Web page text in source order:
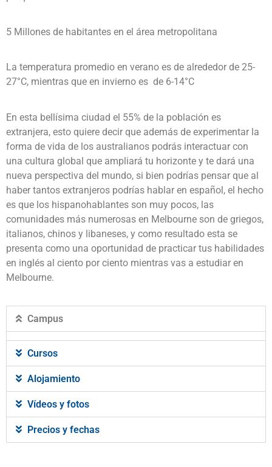
5 Millones de habitantes en el área metropolitana
La temperatura promedio en verano es de alrededor de 25-
27°C, mientras que en invierno es de 6-14°C
En esta bellísima ciudad el 55% de la población es
extranjera, esto quiere decir que además de experimentar la
forma de vida de los australianos podrás interactuar con
una cultura global que ampliará tu horizonte y te dará una
nueva perspectiva del mundo, si bien podrías pensar que al
haber tantos extranjeros podrías hablar en español, el hecho
es que los hispanohablantes son muy pocos, las
comunidades más numerosas en Melbourne son de griegos,
italianos, chinos y libaneses, y como resultado esta se
presenta como una oportunidad de practicar tus habilidades
en inglés al ciento por ciento mientras vas a estudiar en
Melbourne.
Campus
Cursos
Alojamiento
Vídeos y fotos
Precios y fechas